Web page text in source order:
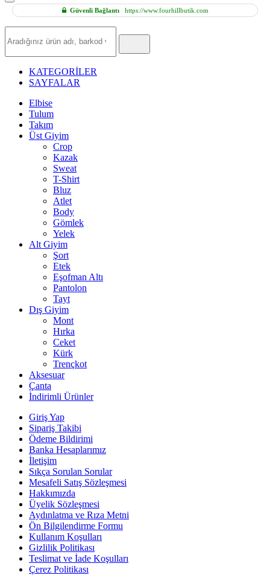
Güvenli Bağlantıhttps://www.fourhillbutik.com
Ürün
KATEGORİLER
SAYFALAR
Elbise
Tulum
Takım
Üst Giyim
Crop
Kazak
Sweat
T-Shirt
Bluz
Atlet
Body
Gömlek
Yelek
Alt Giyim
Şort
Etek
Eşofman Altı
Pantolon
Tayt
Dış Giyim
Mont
Hırka
Ceket
Kürk
Trençkot
Aksesuar
Çanta
İndirimli Ürünler
Giriş Yap
Sipariş Takibi
Ödeme Bildirimi
Banka Hesaplarımız
İletişim
Sıkça Sorulan Sorular
Mesafeli Satış Sözleşmesi
Hakkımızda
Üyelik Sözleşmesi
Aydınlatma ve Rıza Metni
Ön Bilgilendirme Formu
Kullanım Koşulları
Gizlilik Politikası
Teslimat ve İade Koşulları
Çerez Politikası